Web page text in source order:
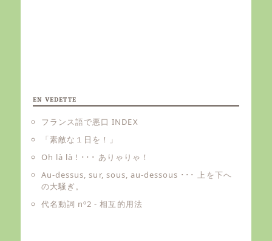
EN VEDETTE
フランス語で悪口 INDEX
「素敵な１日を！」
Oh là là ! ･･･ ありゃりゃ！
Au-dessus, sur, sous, au-dessous ･･･ 上を下へ
の大騒ぎ。
代名動詞 nº2 - 相互的用法